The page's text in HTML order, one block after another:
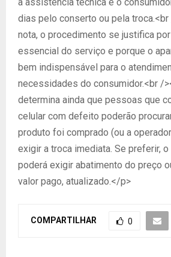
dias pelo conserto ou pela
nota, o procedimento se justifica
essencial do serviço e porque o
bem indispensável para o
necessidades do consumidor.<br /
determina ainda que pessoas que
celular com defeito poderão
produto foi comprado (ou a
exigir a troca imediata. Se preferir,
poderá exigir abatimento do preço
valor pago, atualizado.</p>
COMPARTILHAR 0